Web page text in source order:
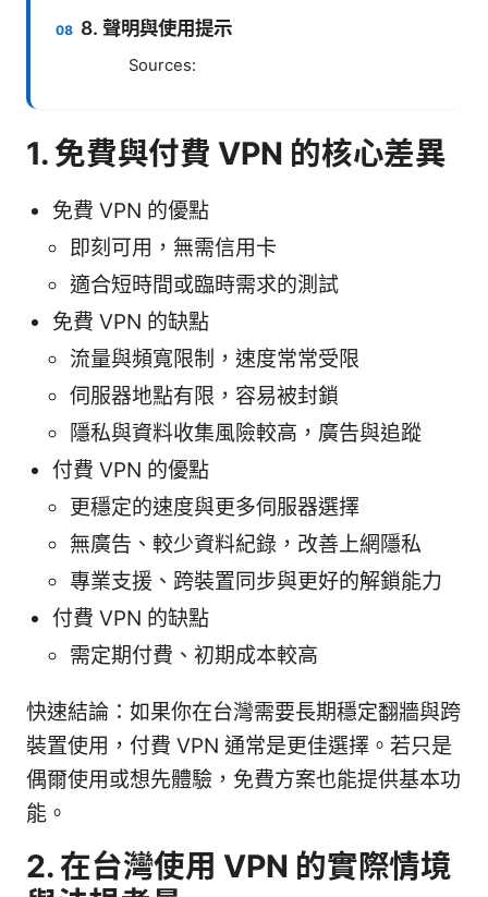
8. 聲明與使用提示
Sources:
1. 免費與付費 VPN 的核心差異
免費 VPN 的優點
即刻可用，無需信用卡
適合短時間或臨時需求的測試
免費 VPN 的缺點
流量與頻寬限制，速度常常受限
伺服器地點有限，容易被封鎖
隱私與資料收集風險較高，廣告與追蹤
付費 VPN 的優點
更穩定的速度與更多伺服器選擇
無廣告、較少資料紀錄，改善上網隱私
專業支援、跨裝置同步與更好的解鎖能力
付費 VPN 的缺點
需定期付費、初期成本較高
快速結論：如果你在台灣需要長期穩定翻牆與跨
裝置使用，付費 VPN 通常是更佳選擇。若只是
偶爾使用或想先體驗，免費方案也能提供基本功
能。
2. 在台灣使用 VPN 的實際情境